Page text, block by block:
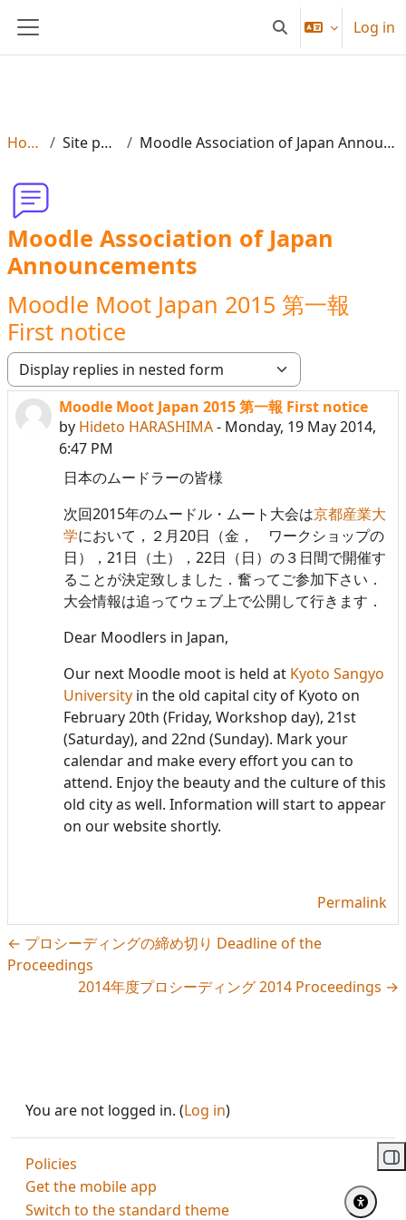
Side panel Toggle search input
Log in
Home Site pages Moodle Association of Japan Announcements
Moodle Association of Japan
Announcements
Moodle Moot Japan 2015 第一報
First notice
Display mode
Moodle Moot Japan 2015 第一報 First notice
by Hideto HARASHIMA- Monday, 19 May 2014,
6:47 PM
Number of replies: 0
日本のムードラーの皆様
次回2015年のムードル・ムート大会は京都産業大
学において，２月20日（金， ワークショップの
日），21日（土），22日（日）の３日間で開催す
ることが決定致しました．奮ってご参加下さい．
大会情報は追ってウェブ上で公開して行きます．
Dear Moodlers in Japan,
Our next Moodle moot is held at Kyoto Sangyo
University in the old capital city of Kyoto on
February 20th (Friday, Workshop day), 21st
(Saturday), and 22nd (Sunday). Mark your
calendar and make every effort you can to
attend. Enjoy the beauty and the culture of this
old city as well. Information will start to appear
on our website shortly.
Permalink
← プロシーディングの締め切り Deadline of the
Proceedings
2014年度プロシーディング 2014 Proceedings →
You are not logged in. (Log in)
Policies
Get the mobile app
Switch to the standard theme